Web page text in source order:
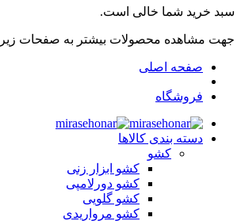
سبد خرید شما خالی است.
جهت مشاهده محصولات بیشتر به صفحات زیر
صفحه اصلی
فروشگاه
دسته بندی کالاها
کشو
کشو ابزار زنی
کشو دورلامپی
کشو گلویی
کشو مرواریدی